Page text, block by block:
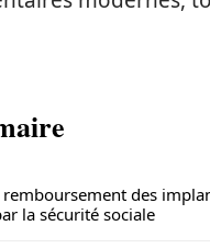
remboursement des
la sécurité sociale